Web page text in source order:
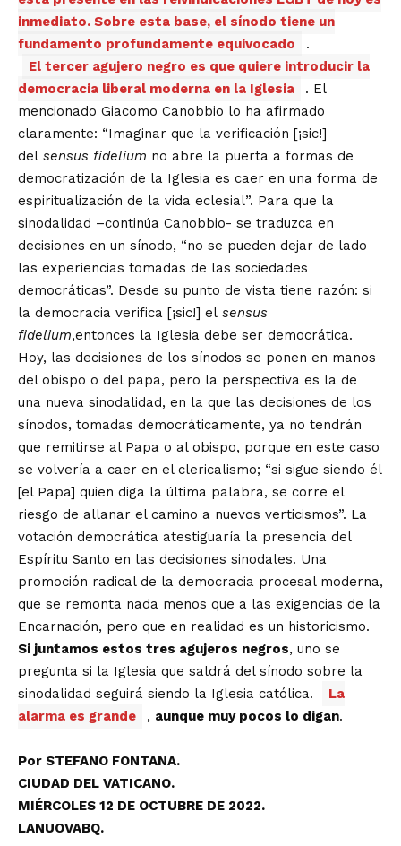
inmediato. Sobre esta base, el sínodo tiene un
fundamento profundamente equivocado
.
El tercer agujero negro es que quiere introducir la
democracia liberal moderna en la Iglesia
. El
mencionado Giacomo Canobbio lo ha afirmado
claramente: “Imaginar que la verificación [¡sic!]
del sensus fidelium no abre la puerta a formas de
democratización de la Iglesia es caer en una forma de
espiritualización de la vida eclesial”. Para que la
sinodalidad –continúa Canobbio- se traduzca en
decisiones en un sínodo, “no se pueden dejar de lado
las experiencias tomadas de las sociedades
democráticas”. Desde su punto de vista tiene razón: si
la democracia verifica [¡sic!] el sensus
fidelium,entonces la Iglesia debe ser democrática.
Hoy, las decisiones de los sínodos se ponen en manos
del obispo o del papa, pero la perspectiva es la de
una nueva sinodalidad, en la que las decisiones de los
sínodos, tomadas democráticamente, ya no tendrán
que remitirse al Papa o al obispo, porque en este caso
se volvería a caer en el clericalismo; “si sigue siendo él
[el Papa] quien diga la última palabra, se corre el
riesgo de allanar el camino a nuevos verticismos”. La
votación democrática atestiguaría la presencia del
Espíritu Santo en las decisiones sinodales. Una
promoción radical de la democracia procesal moderna,
que se remonta nada menos que a las exigencias de la
Encarnación, pero que en realidad es un historicismo.
Si juntamos estos tres agujeros negros, uno se
pregunta si la Iglesia que saldrá del sínodo sobre la
sinodalidad seguirá siendo la Iglesia católica.
La
alarma es grande
, aunque muy pocos lo digan.
Por STEFANO FONTANA.
CIUDAD DEL VATICANO.
MIÉRCOLES 12 DE OCTUBRE DE 2022.
LANUOVABQ.